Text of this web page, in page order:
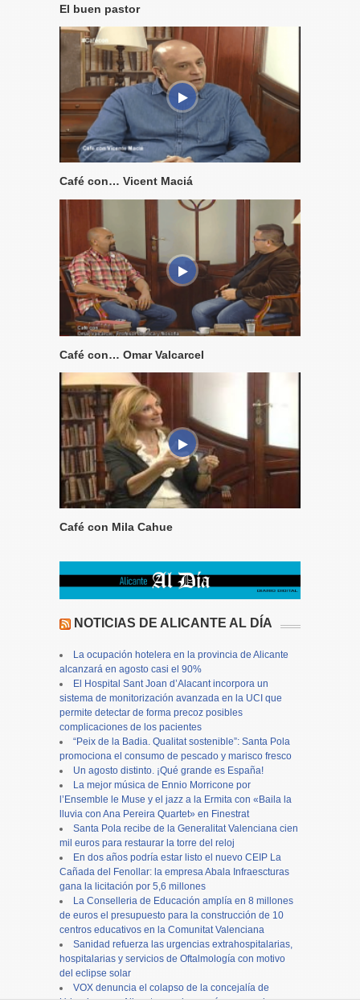
El buen pastor
Café con… Vicent Maciá
Café con… Omar Valcarcel
Café con Mila Cahue
NOTICIAS DE ALICANTE AL DÍA
La ocupación hotelera en la provincia de Alicante
alcanzará en agosto casi el 90%
El Hospital Sant Joan d’Alacant incorpora un
sistema de monitorización avanzada en la UCI que
permite detectar de forma precoz posibles
complicaciones de los pacientes
“Peix de la Badia. Qualitat sostenible”: Santa Pola
promociona el consumo de pescado y marisco fresco
Un agosto distinto. ¡Qué grande es España!
La mejor música de Ennio Morricone por
l’Ensemble le Muse y el jazz a la Ermita con «Baila la
lluvia con Ana Pereira Quartet» en Finestrat
Santa Pola recibe de la Generalitat Valenciana cien
mil euros para restaurar la torre del reloj
En dos años podría estar listo el nuevo CEIP La
Cañada del Fenollar: la empresa Abala Infraescturas
gana la licitación por 5,6 millones
La Conselleria de Educación amplía en 8 millones
de euros el presupuesto para la construcción de 10
centros educativos en la Comunitat Valenciana
Sanidad refuerza las urgencias extrahospitalarias,
hospitalarias y servicios de Oftalmología con motivo
del eclipse solar
VOX denuncia el colapso de la concejalía de